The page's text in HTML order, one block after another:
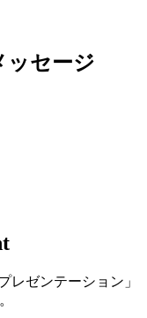
ッセージ
レゼンテーション」